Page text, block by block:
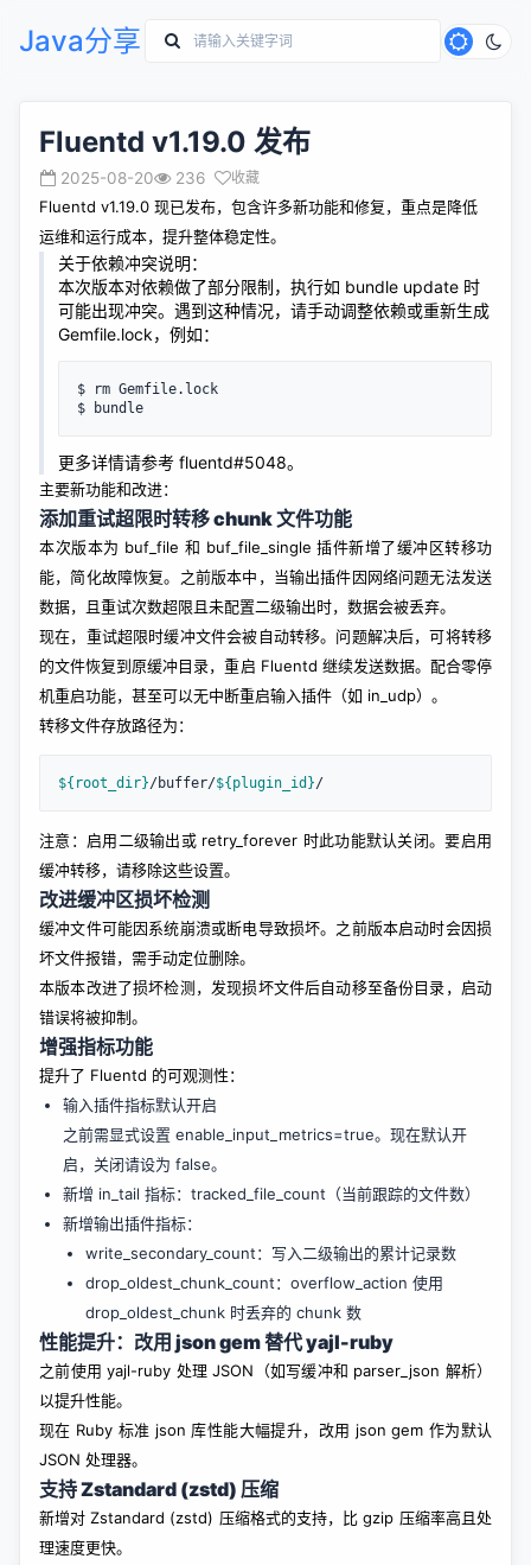
Java分享
Fluentd v1.19.0 发布
2025-08-20 236 收藏
Fluentd v1.19.0 现已发布，包含许多新功能和修复，重点是降低
运维和运行成本，提升整体稳定性。
关于依赖冲突说明：
本次版本对依赖做了部分限制，执行如 bundle update 时
可能出现冲突。遇到这种情况，请手动调整依赖或重新生成
Gemfile.lock，例如：
$ rm Gemfile.lock
$ bundle
更多详情请参考 fluentd#5048。
主要新功能和改进：
添加重试超限时转移 chunk 文件功能
本次版本为 buf_file 和 buf_file_single 插件新增了缓冲区转移功
能，简化故障恢复。之前版本中，当输出插件因网络问题无法发送
数据，且重试次数超限且未配置二级输出时，数据会被丢弃。
现在，重试超限时缓冲文件会被自动转移。问题解决后，可将转移
的文件恢复到原缓冲目录，重启 Fluentd 继续发送数据。配合零停
机重启功能，甚至可以无中断重启输入插件（如 in_udp）。
转移文件存放路径为：
${root_dir}/buffer/${plugin_id}/
注意：启用二级输出或 retry_forever 时此功能默认关闭。要启用
缓冲转移，请移除这些设置。
改进缓冲区损坏检测
缓冲文件可能因系统崩溃或断电导致损坏。之前版本启动时会因损
坏文件报错，需手动定位删除。
本版本改进了损坏检测，发现损坏文件后自动移至备份目录，启动
错误将被抑制。
增强指标功能
提升了 Fluentd 的可观测性：
输入插件指标默认开启
之前需显式设置 enable_input_metrics=true。现在默认开
启，关闭请设为 false。
新增 in_tail 指标：tracked_file_count（当前跟踪的文件数）
新增输出插件指标：
write_secondary_count：写入二级输出的累计记录数
drop_oldest_chunk_count：overflow_action 使用
drop_oldest_chunk 时丢弃的 chunk 数
性能提升：改用 json gem 替代 yajl-ruby
之前使用 yajl-ruby 处理 JSON（如写缓冲和 parser_json 解析）
以提升性能。
现在 Ruby 标准 json 库性能大幅提升，改用 json gem 作为默认
JSON 处理器。
支持 Zstandard (zstd) 压缩
新增对 Zstandard (zstd) 压缩格式的支持，比 gzip 压缩率高且处
理速度更快。